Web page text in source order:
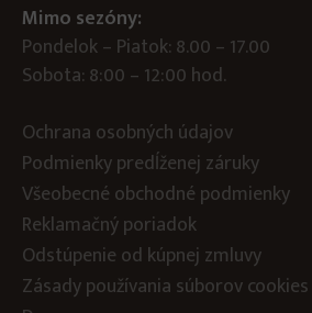
Mimo sezóny:
Pondelok – Piatok: 8.00 – 17.00
Sobota: 8:00 – 12:00 hod.
Ochrana osobných údajov
Podmienky predĺženej záruky
Všeobecné obchodné podmienky
Reklamačný poriadok
Odstúpenie od kúpnej zmluvy
Zásady používania súborov cookies